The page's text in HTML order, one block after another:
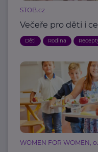
STOB.cz
Večeře pro děti i
Děti Rodina
WOMEN FOR WOMEN,